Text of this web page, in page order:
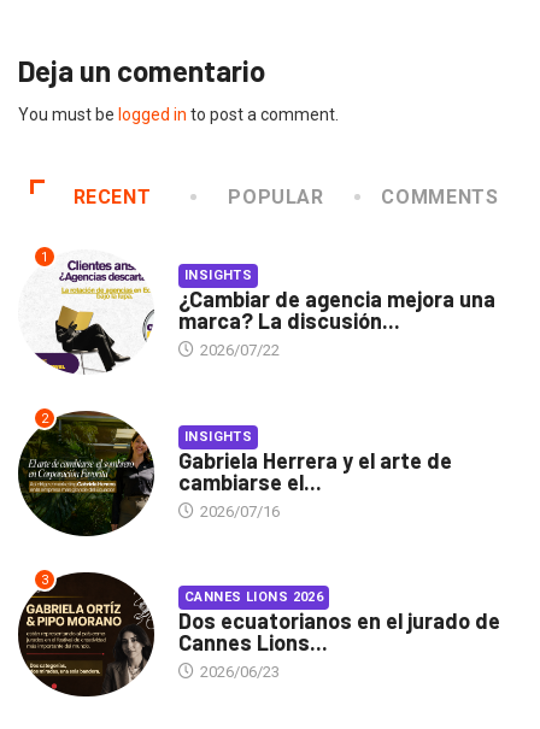
Deja un comentario
You must be logged in to post a comment.
RECENT POPULAR COMMENTS
1
INSIGHTS
¿Cambiar de agencia mejora una
marca? La discusión...
2026/07/22
2
INSIGHTS
Gabriela Herrera y el arte de
cambiarse el...
2026/07/16
3
CANNES LIONS 2026
Dos ecuatorianos en el jurado de
Cannes Lions...
2026/06/23